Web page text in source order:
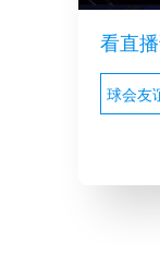
看直
球会友